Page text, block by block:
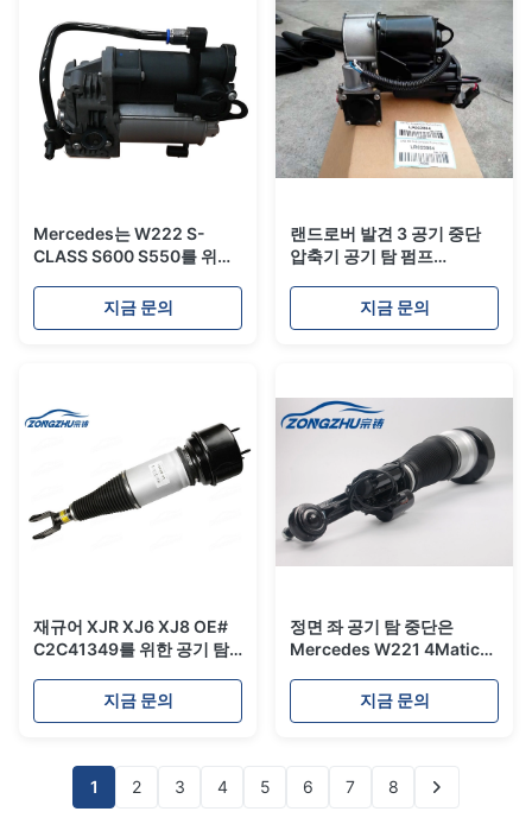
Mercedes는 W222 S-
CLASS S600 S550를 위한
프를 바람쐽니다
지금 문의
랜드로버 발견 3 공기 중단
압축기 공기 탐 펌프
지금 문의
재규어 XJR XJ6 XJ8 OE#
C2C41349를 위한 공기 탐
지금 문의
정면 좌 공기 탐 중단은
Mercedes W221 4Matic를
지금 문의
1 2 3 4 5 6 7 8